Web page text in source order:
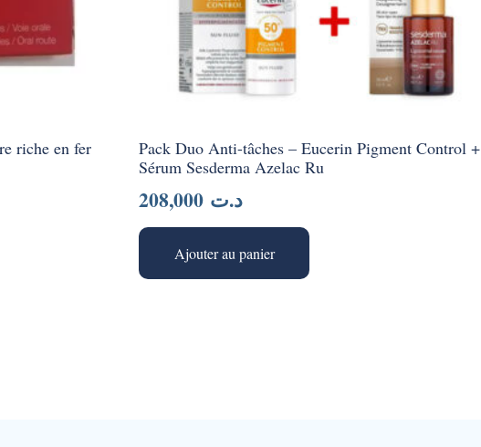
riche en fer
Pack Duo Anti-tâches – Eucerin Pigment Control +
Sérum Sesderma Azelac Ru
د.ت
Ajouter au panier